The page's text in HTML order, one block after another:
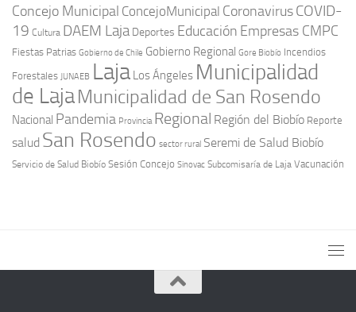
Concejo Municipal ConcejoMunicipal CoronavirusCOVID-
19 Cultura DAEM Laja Deportes Educación Empresas CMPC
Fiestas Patrias Gobierno de Chile Gobierno Regional Gore Biobío Incendios
Forestales JUNAEB Laja Los Ángeles Municipalidad
de LajaMunicipalidad de San Rosendo
Nacional Pandemia Provincia Regional Región del Biobío Reporte
salud San Rosendo sector rural Seremi de Salud Biobío
Servicio de Salud Biobío Sesión Concejo Sinovac Subcomisaría de Laja Vacunación